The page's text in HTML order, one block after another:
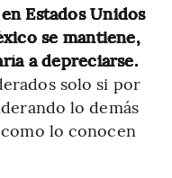
Estados Unidos
se mantiene,
a depreciarse.
solo si por
lo demás
como lo conocen